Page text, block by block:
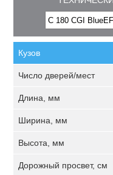
Кузов
Число дверей/мест
Длина, мм
Ширина, мм
Высота, мм
Дорожный просвет, см